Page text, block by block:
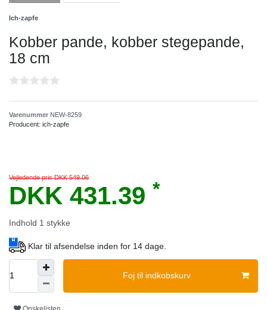
Ich-zapfe
Kobber pande, kobber stegepande,
18 cm
Varenummer NEW-8259
Producent: ich-zapfe
Vejledende pris DKK 549.06
DKK 431.39 *
Indhold 1 stykke
Klar til afsendelse inden for 14 dage.
Foj til indkobskurv